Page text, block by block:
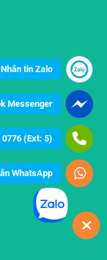
Nhắn tin Zalo
Messenger
(Ext: 5)
WhatsApp